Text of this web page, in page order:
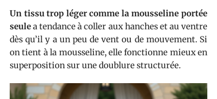
Un tissu trop léger comme la mousseline portée
seulea tendance à coller aux hanches et au ventre
dès qu’il y a un peu de vent ou de mouvement. Si
on tient à la mousseline, elle fonctionne mieux en
superposition sur une doublure structurée.